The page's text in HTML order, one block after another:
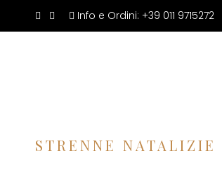
Info e Ordini: +39 011 9715272
STRENNE NATALIZIE